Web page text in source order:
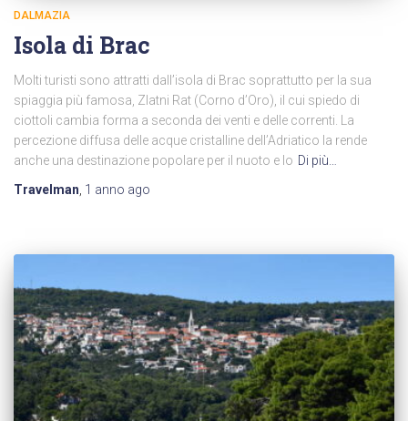
DALMAZIA
Isola di Brac
Molti turisti sono attratti dall’isola di Brac soprattutto per la sua
spiaggia più famosa, Zlatni Rat (Corno d’Oro), il cui spiedo di
ciottoli cambia forma a seconda dei venti e delle correnti. La
percezione diffusa delle acque cristalline dell’Adriatico la rende
anche una destinazione popolare per il nuoto e lo Di più…
Travelman 1 anno ago